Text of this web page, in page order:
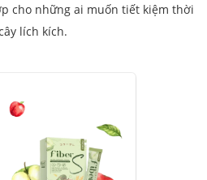
cho những ai muốn tiết kiệm thời
lích kích.